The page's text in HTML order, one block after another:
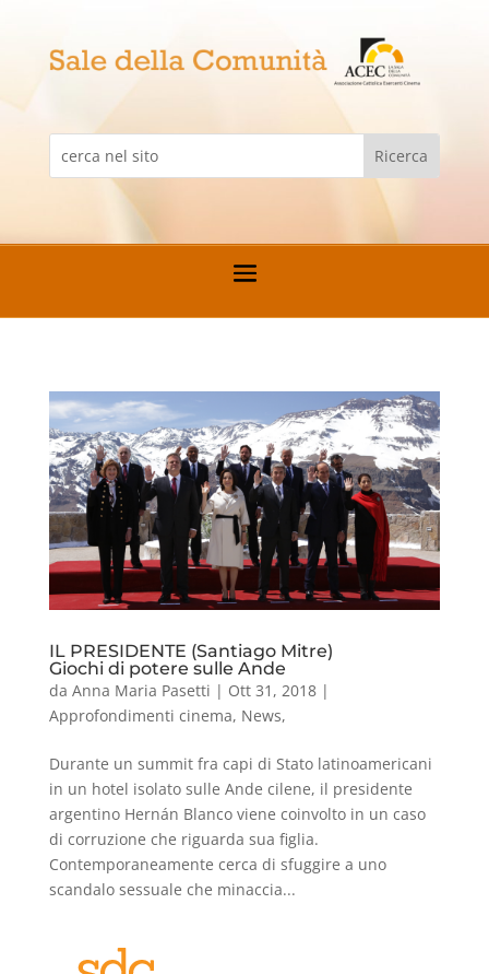
IL PRESIDENTE (Santiago Mitre)
Giochi di potere sulle Ande
da Anna Maria Pasetti | Ott 31, 2018|
Approfondimenti cinema, News,
Durante un summit fra capi di Stato latinoamericani
in un hotel isolato sulle Ande cilene, il presidente
argentino Hernán Blanco viene coinvolto in un caso
di corruzione che riguarda sua figlia.
Contemporaneamente cerca di sfuggire a uno
scandalo sessuale che minaccia...